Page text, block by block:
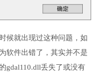
候就出现过这种问题，如
软件出错了，其实并不是
gdal110.dll丢失了或没有